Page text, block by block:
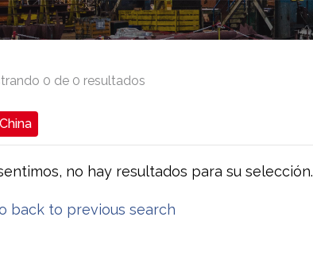
0 de 0 resultados
China
no hay resultados para su selección.
back to previous search